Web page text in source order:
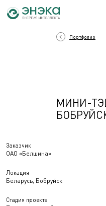
Заказчик
ОАО «Белшина»
Локация
Беларусь, Бобруйск
Стадия проекта
Портфолио
МИНИ-